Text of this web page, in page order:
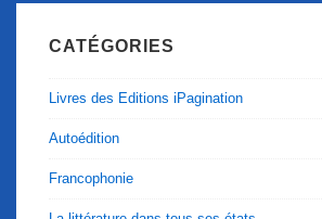
CATÉGORIES
Livres des Editions iPagination
Autoédition
Francophonie